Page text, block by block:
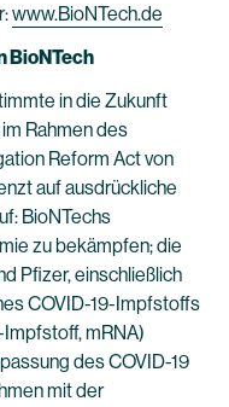
www.BioNTech.de
BioNTech
in die Zukunft
Rahmen des
Reform Act von
auf ausdrückliche
BioNTechs
zu bekämpfen; die
Pfizer, einschließlich
COVID-19-Impfstoffs
mRNA)
des COVID-19
mit der